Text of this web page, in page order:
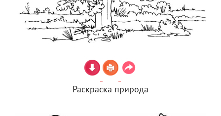
Раскраска природа